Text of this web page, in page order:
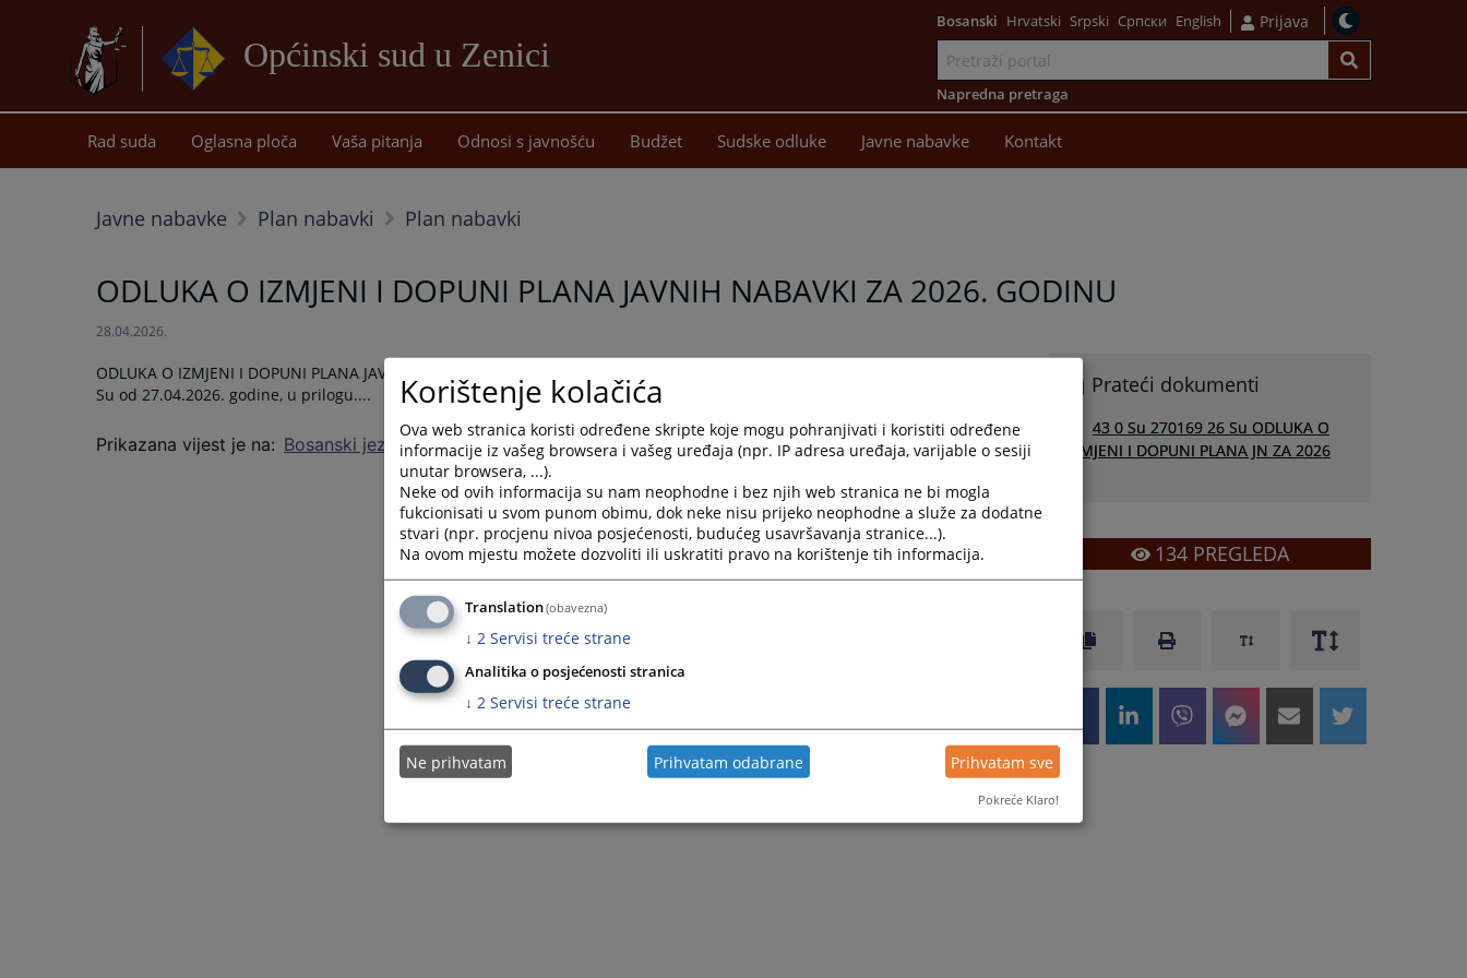
Općinski sud u Zenici
sadržaj
Bosanski Hrvatski Srpski Српски English Prijava
Napredna pretraga
Rad suda Oglasna ploča Vaša pitanja Odnosi s javnošću Budžet Sudske odluke Javne nabavke Kontakt
Javne nabavke Plan nabavki Plan nabavki
ODLUKA O IZMJENI I DOPUNI PLANA JAVNIH NABAVKI ZA 2026. GODINU
28.04.2026.
ODLUKA O IZMJENI I DOPUNI PLANA JAVNIH NABAVKI ZA 2026. GODINU OD 27.04.2026. GODINE, broj: 43 0 Su 270169 26
Su od 27.04.2026. godine, u prilogu....
Prikazana vijest je na: Bosanski jezik
Prateći dokumenti
43 0 Su 270169 26 Su ODLUKA O
IZMJENI I DOPUNI PLANA JN ZA 2026
134PREGLEDA
Korištenje kolačića
Ova web stranica koristi određene skripte koje mogu pohranjivati i koristiti određene
informacije iz vašeg browsera i vašeg uređaja (npr. IP adresa uređaja, varijable o sesiji
unutar browsera, ...).
Neke od ovih informacija su nam neophodne i bez njih web stranica ne bi mogla
fukcionisati u svom punom obimu, dok neke nisu prijeko neophodne a služe za dodatne
stvari (npr. procjenu nivoa posjećenosti, budućeg usavršavanja stranice...).
Na ovom mjestu možete dozvoliti ili uskratiti pravo na korištenje tih informacija.
Translation(obavezna)
↓ 2 Servisi treće strane
Analitika o posjećenosti stranica
↓ 2 Servisi treće strane
Ne prihvatam Prihvatam odabrane Prihvatam sve
Pokreće Klaro!